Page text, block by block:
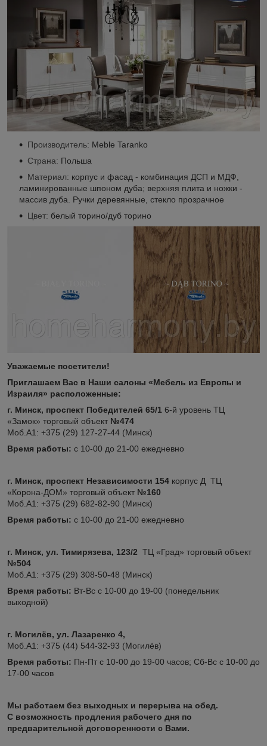
Производитель: Meble Taranko
Страна: Польша
Материал: корпус и фасад - комбинация ДСП и МДФ,
ламинированные шпоном дуба; верхняя плита и ножки -
массив дуба. Ручки деревянные, стекло прозрачное
Цвет: белый торино/дуб торино
Уважаемые посетители!
Приглашаем Вас в Наши салоны «Мебель из Европы и
Израиля» расположенные:
г. Минск, проспект Победителей 65/1 6-й уровень ТЦ
«Замок» торговый объект №474
Моб.А1: +375 (29) 127-27-44 (Минск)
Время работы: с 10-00 до 21-00 ежедневно
г. Минск, проспект Независимости 154 корпус Д ТЦ
«Корона-ДОМ» торговый объект №160
Моб.А1: +375 (29) 682-82-90 (Минск)
Время работы: с 10-00 до 21-00 ежедневно
г. Минск, ул. Тимирязева, 123/2 ТЦ «Град» торговый объект
№504
Моб.А1: +375 (29) 308-50-48 (Минск)
Время работы: Вт-Вс с 10-00 до 19-00 (понедельник
выходной)
г. Могилёв, ул. Лазаренко 4,
Моб.А1: +375 (44) 544-32-93 (Могилёв)
Время работы: Пн-Пт с 10-00 до 19-00 часов; Сб-Вс с 10-00 до
17-00 часов
Мы работаем без выходных и перерыва на обед.
С возможность продления рабочего дня по
предварительной договоренности с Вами.